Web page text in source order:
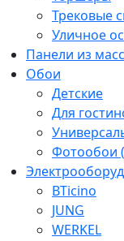
Трековые
Уличное
Панели из
Обои
Детские
Для
Фотообои
BTicino
JUNG
WERKEL